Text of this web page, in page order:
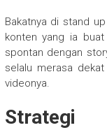
Bakatnya di stand
konten yang ia
spontan dengan
selalu merasa
videonya.